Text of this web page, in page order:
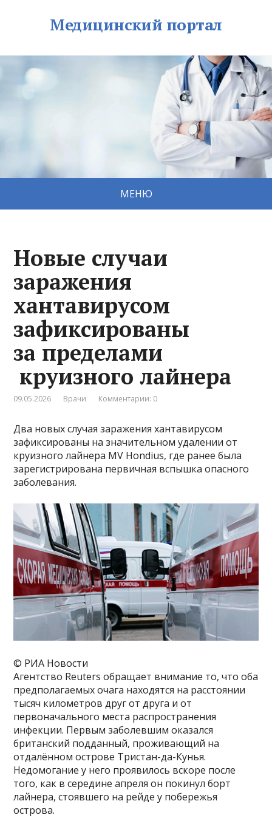
Медицинский портал
МЕНЮ
Новые случаи
заражения
хантавирусом
зафиксированы
за пределами
круизного лайнера
09.05.2026 Врачи Комментарии: 0
Два новых случая заражения хантавирусом
зафиксированы на значительном удалении от
круизного лайнера MV Hondius, где ранее была
зарегистрирована первичная вспышка опасного
заболевания.
© РИА Новости
Агентство Reuters обращает внимание то, что оба
предполагаемых очага находятся на расстоянии
тысяч километров друг от друга и от
первоначального места распространения
инфекции. Первым заболевшим оказался
британский подданный, проживающий на
отдалённом острове Тристан-да-Кунья.
Недомогание у него проявилось вскоре после
того, как в середине апреля он покинул борт
лайнера, стоявшего на рейде у побережья
острова.